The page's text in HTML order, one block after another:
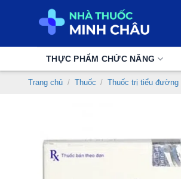
THỰC PHẨM CHỨC NĂNG
Trang chủ / Thuốc / Thuốc trị tiểu đường